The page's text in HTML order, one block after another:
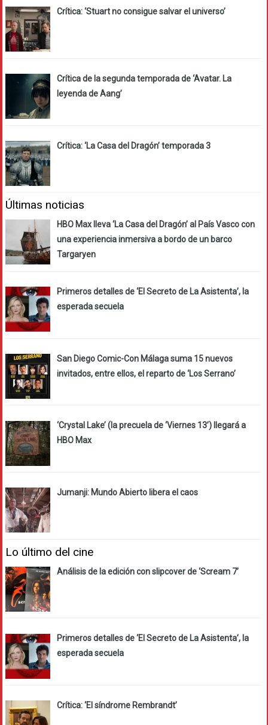
Crítica: ‘Stuart no consigue salvar el universo’
Crítica de la segunda temporada de ‘Avatar. La
leyenda de Aang’
Crítica: ‘La Casa del Dragón’ temporada 3
Últimas noticias
HBO Max lleva ‘La Casa del Dragón’ al País Vasco con
una experiencia inmersiva a bordo de un barco
Targaryen
Primeros detalles de ‘El Secreto de La Asistenta’, la
esperada secuela
San Diego Comic-Con Málaga suma 15 nuevos
invitados, entre ellos, el reparto de ‘Los Serrano’
‘Crystal Lake’ (la precuela de ‘Viernes 13’) llegará a
HBO Max
Jumanji: Mundo Abierto libera el caos
Lo último del cine
Análisis de la edición con slipcover de ‘Scream 7’
Primeros detalles de ‘El Secreto de La Asistenta’, la
esperada secuela
Crítica: ‘El síndrome Rembrandt’